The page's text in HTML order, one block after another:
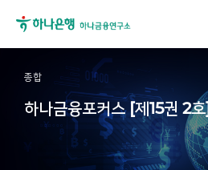
종합
하나금융포커스 [제15권 2